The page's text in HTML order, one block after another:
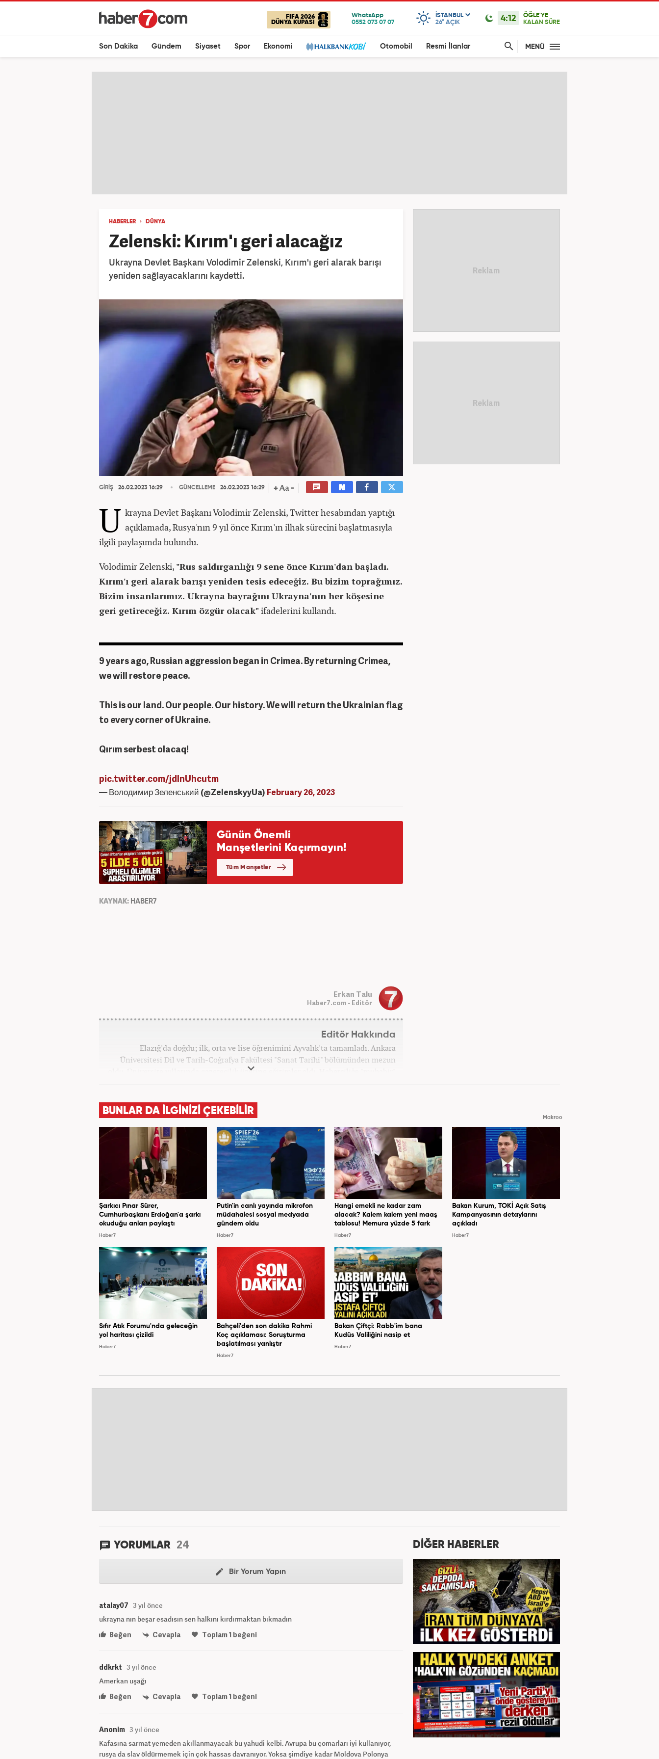
FIFA 2026
DÜNYA KUPASI
ISTANBUL
26° AÇIK 4:12
ÖĞLE'YE
KALAN SÜRE
Son Dakika Gündem Siyaset Spor Ekonomi Otomobil Resmi İlanlar MENÜ
HABERLER DÜNYA
Zelenski: Kırım'ı geri alacağız
Ukrayna Devlet Başkanı Volodimir Zelenski, Kırım'ı geri alarak barışı
yeniden sağlayacaklarını kaydetti.
GİRİŞ 26.02.2023 16:29 GÜNCELLEME 26.02.2023 16:29
U krayna Devlet Başkanı Volodimir Zelenski, Twitter hesabından yaptığı
açıklamada, Rusya'nın 9 yıl önce Kırım'ın ilhak sürecini başlatmasıyla
ilgili paylaşımda bulundu.
Volodimir Zelenski, "Rus saldırganlığı 9 sene önce Kırım'dan başladı.
Kırım'ı geri alarak barışı yeniden tesis edeceğiz. Bu bizim toprağımız.
Bizim insanlarımız. Ukrayna bayrağını Ukrayna'nın her köşesine
geri getireceğiz. Kırım özgür olacak"ifadelerini kullandı.
9 years ago, Russian aggression began in Crimea. By returning Crimea,
we will restore peace.
This is our land. Our people. Our history. We will return the Ukrainian flag
to every corner of Ukraine.
Qırım serbest olacaq!
pic.twitter.com/jdInUhcutm
— Володимир Зеленський (@ZelenskyyUa) February 26, 2023
KAYNAK: HABER7
Erkan Talu
Haber7.com - Editör
Editör Hakkında
Elazığ'da doğdu; ilk, orta ve lise öğrenimini Ayvalık'ta tamamladı. Ankara
Üniversitesi Dil ve Tarih-Coğrafya Fakültesi "Sanat Tarihi" bölümünden mezun
oldu. Üniversite yıllarında gazetecilik üzerine eğitimler aldı. Haberciliğe "muhabir"
olarak Kanal 7'de başladı; daha sonra Haber 7'ye geçti. Kariyerine, Haber7'de
BUNLAR DA İLGİNİZİ ÇEKEBİLİR
Makroo
Şarkıcı Pınar Sürer,
Cumhurbaşkanı Erdoğan'a şarkı
okuduğu anları paylaştı
Haber7
Putin'in canlı yayında mikrofon
müdahalesi sosyal medyada
gündem oldu
Haber7
Hangi emekli ne kadar zam
alacak? Kalem kalem yeni maaş
tablosu! Memura yüzde 5 fark
Haber7
Bakan Kurum, TOKİ Açık Satış
Kampanyasının detaylarını
açıkladı
Haber7
Sıfır Atık Forumu'nda geleceğin
yol haritası çizildi
Haber7
Bahçeli'den son dakika Rahmi
Koç açıklaması: Soruşturma
başlatılması yanlıştır
Haber7
Bakan Çiftçi: Rabb'im bana
Kudüs Valiliğini nasip et
Haber7
YORUMLAR 24
Bir Yorum Yapın
atalay07 3 yıl önce
ukrayna nın beşar esadısın sen halkını kırdırmaktan bıkmadın
Beğen
Cevapla Toplam1 beğeni
ddkrkt 3 yıl önce
Amerkan uşağı
Beğen
Cevapla Toplam1 beğeni
Anonim 3 yıl önce
Kafasına sarmat yemeden akıllanmayacak bu yahudi kelbi. Avrupa bu çomarları iyi kullanıyor,
rusya da slav öldürmemek için çok hassas davranıyor. Yoksa şimdiye kadar Moldova Polonya
DİĞER HABERLER